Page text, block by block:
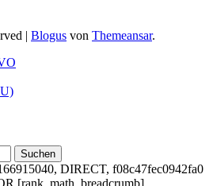
| Blogus von Themeansar.
DIRECT, f08c47fec0942fa0
[rank_math_breadcrumb]